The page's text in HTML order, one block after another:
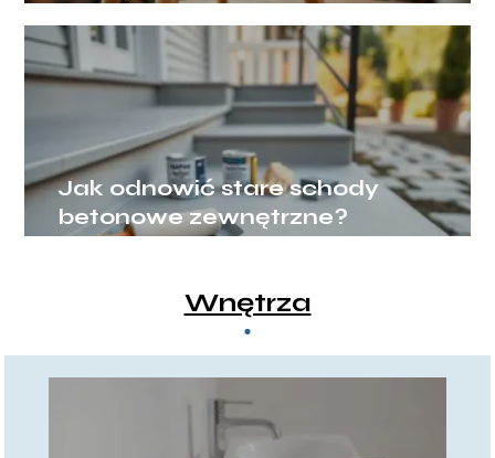
Jak odnowić stare schody
betonowe zewnętrzne?
Wnętrza